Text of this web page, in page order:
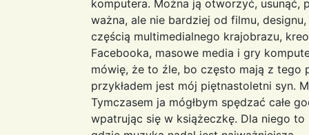
komputera. Można ją otworzyć, usunąć,
ważna, ale nie bardziej od filmu,
częścią multimedialnego krajobrazu,
Facebooka, masowe media i gry
mówię, że to źle, bo często mają z tego
przykładem jest mój piętnastoletni syn.
Tymczasem ja mógłbym spędzać całe
wpatrując się w książeczkę. Dla niego